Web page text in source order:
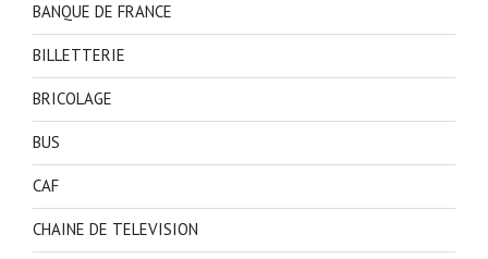
BANQUE DE FRANCE
BILLETTERIE
BRICOLAGE
BUS
CAF
CHAINE DE TELEVISION